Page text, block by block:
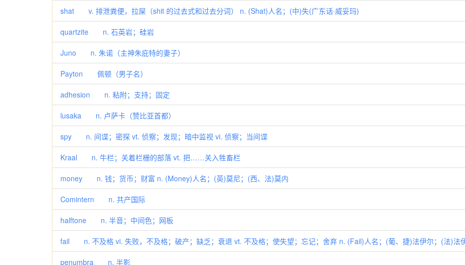
shat v. 排泄粪便，拉屎（shit 的过去式和过去分词） n. (Shat)人名；(中)失(广东话·威妥玛)
quartzite n. 石英岩；硅岩
Juno n. 朱诺（主神朱庇特的妻子）
Payton 佩顿（男子名）
adhesion n. 粘附；支持；固定
lusaka n. 卢萨卡（赞比亚首都）
spy n. 间谍；密探 vt. 侦察；发现；暗中监视 vi. 侦察；当间谍
Kraal n. 牛栏；关着栏栅的部落 vt. 把……关入牲畜栏
money n. 钱；货币；财富 n. (Money)人名；(英)莫尼；(西、法)莫内
Comintern n. 共产国际
halftone n. 半音；中间色；网板
fail n. 不及格 vi. 失败，不及格；破产；缺乏；衰退 vt. 不及格；使失望；忘记；舍弃 n. (Fail)人名；(葡、捷)法伊尔；(法)法
penumbra n. 半影